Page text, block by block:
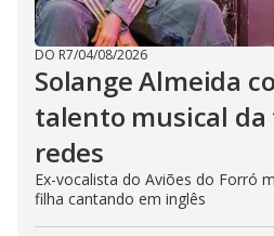
DO R7/04/08/2026
Solange Almeida
talento musical
redes
Ex-vocalista do Aviões do Forró
filha cantando em inglês